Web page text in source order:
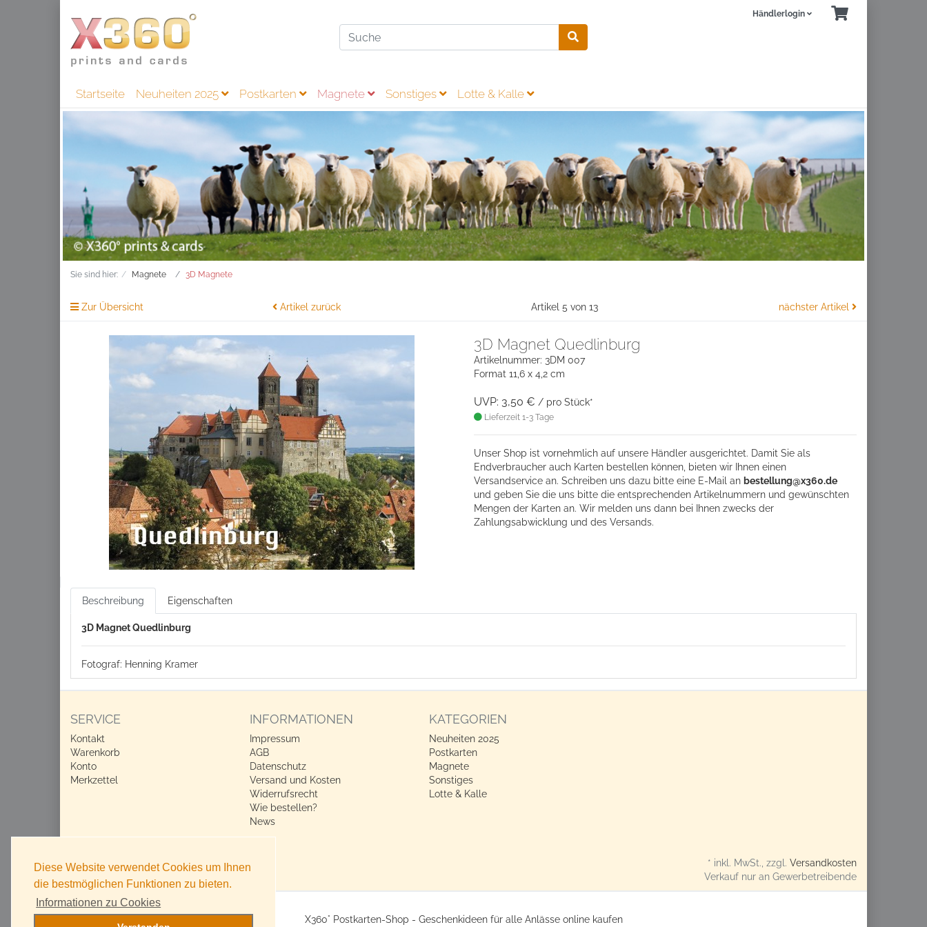
Händlerlogin
Startseite Neuheiten 2025 Postkarten Magnete Sonstiges Lotte & Kalle
Sie sind hier: Magnete 3D Magnete
Zur Übersicht Artikel zurück Artikel 5 von 13 nächster Artikel
3D Magnet Quedlinburg
Artikelnummer: 3DM 007
Format 11,6 x 4,2 cm
UVP: 3,50 € / pro Stück*
Lieferzeit 1-3 Tage
Unser Shop ist vornehmlich auf unsere Händler ausgerichtet. Damit Sie als
Endverbraucher auch Karten bestellen können, bieten wir Ihnen einen
Versandservice an. Schreiben uns dazu bitte eine E-Mail an bestellung@x360.de
und geben Sie die uns bitte die entsprechenden Artikelnummern und gewünschten
Mengen der Karten an. Wir melden uns dann bei Ihnen zwecks der
Zahlungsabwicklung und des Versands.
Beschreibung Eigenschaften
3D Magnet Quedlinburg
Fotograf: Henning Kramer
SERVICE
Kontakt
Warenkorb
Konto
Merkzettel
INFORMATIONEN
Impressum
AGB
Datenschutz
Versand und Kosten
Widerrufsrecht
Wie bestellen?
News
KATEGORIEN
Neuheiten 2025
Postkarten
Magnete
Sonstiges
Lotte & Kalle
* inkl. MwSt., zzgl. Versandkosten
Verkauf nur an Gewerbetreibende
X360° Postkarten-Shop - Geschenkideen für alle Anlässe online kaufen
Diese Website verwendet Cookies um Ihnen
die bestmöglichen Funktionen zu bieten.
Informationen zu Cookies